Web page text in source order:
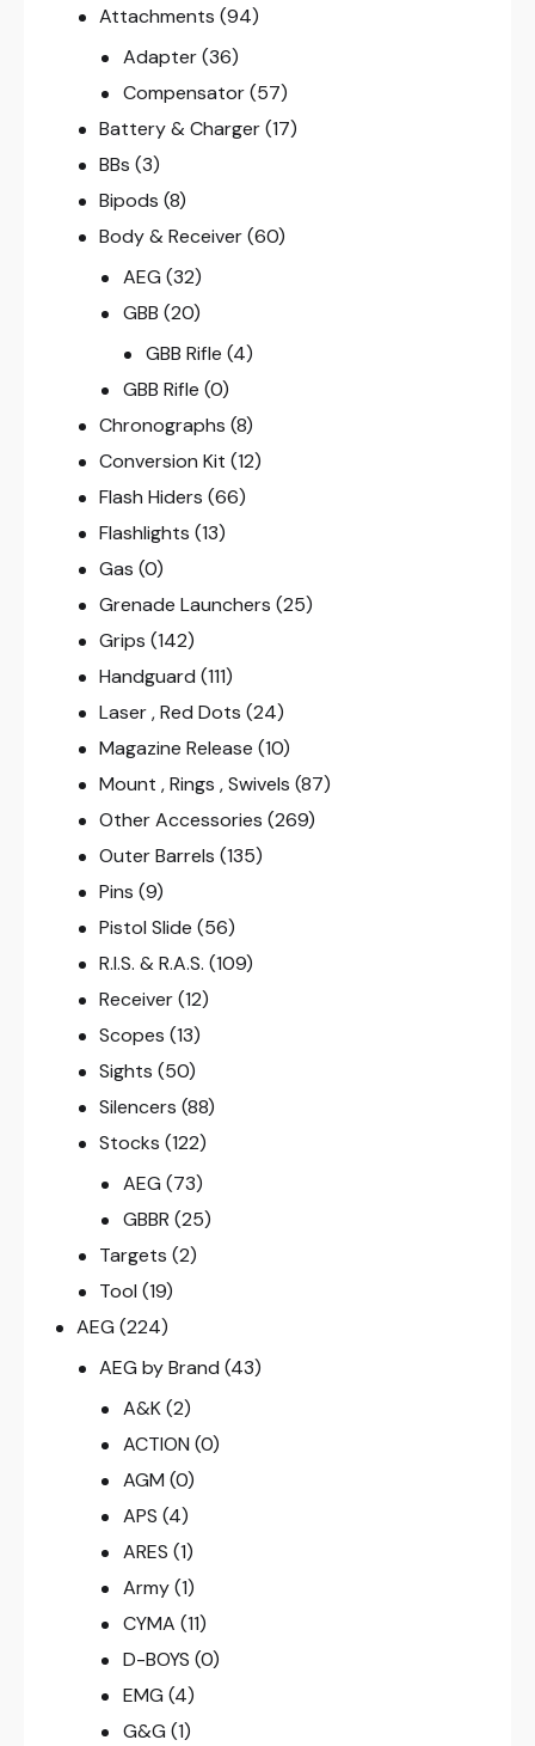
Attachments (94)
Adapter (36)
Compensator (57)
Battery & Charger (17)
BBs (3)
Bipods (8)
Body & Receiver (60)
AEG (32)
GBB (20)
GBB Rifle (4)
GBB Rifle (0)
Chronographs (8)
Conversion Kit (12)
Flash Hiders (66)
Flashlights (13)
Gas (0)
Grenade Launchers (25)
Grips (142)
Handguard (111)
Laser , Red Dots (24)
Magazine Release (10)
Mount , Rings , Swivels (87)
Other Accessories (269)
Outer Barrels (135)
Pins (9)
Pistol Slide (56)
R.I.S. & R.A.S. (109)
Receiver (12)
Scopes (13)
Sights (50)
Silencers (88)
Stocks (122)
AEG (73)
GBBR (25)
Targets (2)
Tool (19)
AEG (224)
AEG by Brand (43)
A&K (2)
ACTION (0)
AGM (0)
APS (4)
ARES (1)
Army (1)
CYMA (11)
D-BOYS (0)
EMG (4)
G&G (1)